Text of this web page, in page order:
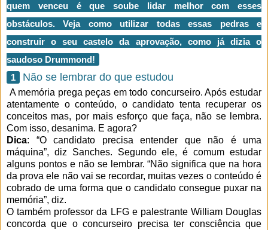
quem venceu é que soube lidar melhor com esses
obstáculos. Veja como utilizar todas essas pedras e
construir o seu castelo da aprovação, como já dizia o
saudoso Drummond!
1
Não se lembrar do que estudou
A memória prega peças em todo concurseiro. Após estudar
atentamente o conteúdo, o candidato tenta recuperar os
conceitos mas, por mais esforço que faça, não se lembra.
Com isso, desanima. E agora?
Dica: “O candidato precisa entender que não é uma
máquina”, diz Sanches. Segundo ele, é comum estudar
alguns pontos e não se lembrar. “Não significa que na hora
da prova ele não vai se recordar, muitas vezes o conteúdo é
cobrado de uma forma que o candidato consegue puxar na
memória”, diz.
O também professor da LFG e palestrante William Douglas
concorda que o concurseiro precisa ter consciência que